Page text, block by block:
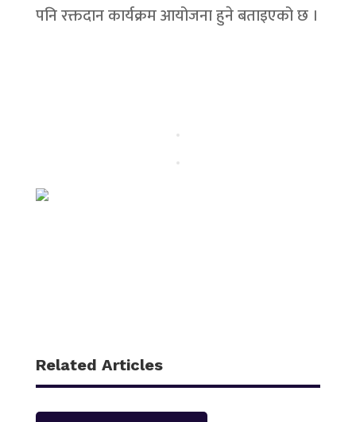
पनि रक्तदान कार्यक्रम आयोजना हुने बताइएको छ ।
Related Articles